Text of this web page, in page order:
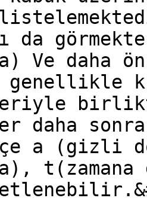
da
Ve daha
daha
a (gizli